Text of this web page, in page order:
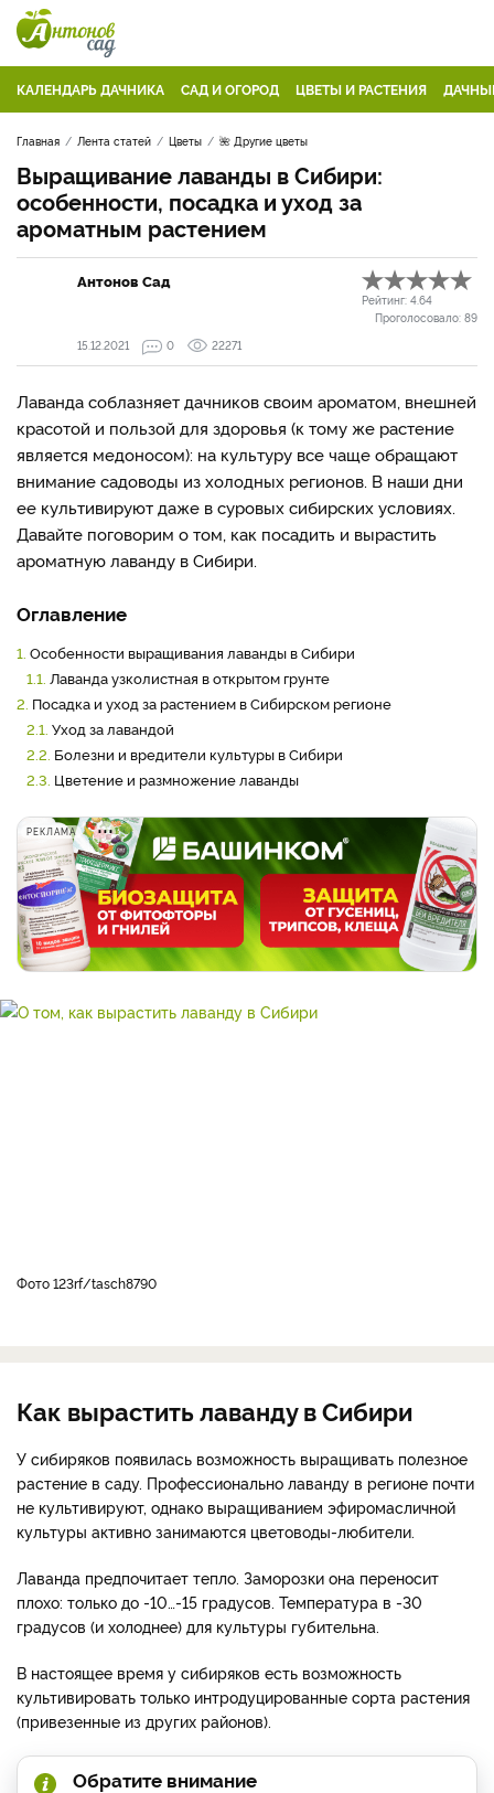
КАЛЕНДАРЬ ДАЧНИКА САД И ОГОРОД ЦВЕТЫ И РАСТЕНИЯ
Главная Лента статей Цветы 🌺 Другие цветы
Выращивание лаванды в Сибири:
особенности, посадка и уход за
ароматным растением
Антонов Сад
Рейтинг: 4.64
Проголосовало: 89
15.12.2021
0 22271
Лаванда соблазняет дачников своим ароматом, внешней
красотой и пользой для здоровья (к тому же растение
является медоносом): на культуру все чаще обращают
внимание садоводы из холодных регионов. В наши дни
ее культивируют даже в суровых сибирских условиях.
Давайте поговорим о том, как посадить и вырастить
ароматную лаванду в Сибири.
Оглавление
1. Особенности выращивания лаванды в Сибири
1.1. Лаванда узколистная в открытом грунте
2. Посадка и уход за растением в Сибирском регионе
2.1. Уход за лавандой
2.2. Болезни и вредители культуры в Сибири
2.3. Цветение и размножение лаванды
РЕКЛАМА
Фото 123rf/tasch8790
Как вырастить лаванду в Сибири
У сибиряков появилась возможность выращивать полезное
растение в саду. Профессионально лаванду в регионе почти
не культивируют, однако выращиванием эфиромасличной
культуры активно занимаются цветоводы-любители.
Лаванда предпочитает тепло. Заморозки она переносит
плохо: только до -10…-15 градусов. Температура в -30
градусов (и холоднее) для культуры губительна.
В настоящее время у сибиряков есть возможность
культивировать только интродуцированные сорта растения
(привезенные из других районов).
Обратите внимание